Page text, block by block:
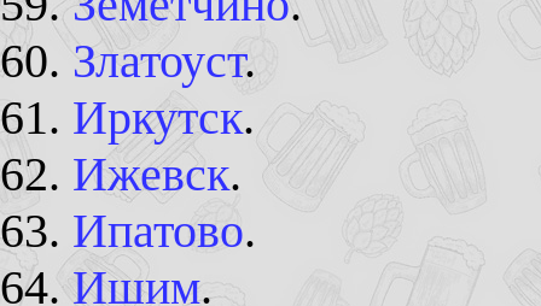
Златоуст.
Иркутск.
Ижевск.
Ипатово.
Ишим.